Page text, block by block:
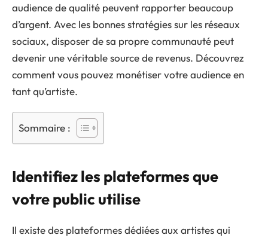
audience de qualité peuvent rapporter beaucoup
d’argent. Avec les bonnes stratégies sur les réseaux
sociaux, disposer de sa propre communauté peut
devenir une véritable source de revenus. Découvrez
comment vous pouvez monétiser votre audience en
tant qu’artiste.
Sommaire :
Identifiez les plateformes que
votre public utilise
Il existe des plateformes dédiées aux artistes qui